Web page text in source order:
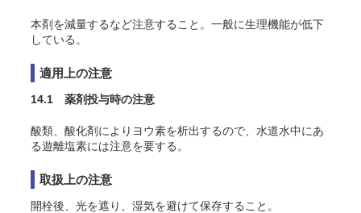
本剤を減量するなど注意すること。一般に生理機能が低下
している。
適用上の注意
14.1 薬剤投与時の注意
酸類、酸化剤によりヨウ素を析出するので、水道水中にあ
る遊離塩素には注意を要する。
取扱上の注意
開栓後、光を遮り、湿気を避けて保存すること。